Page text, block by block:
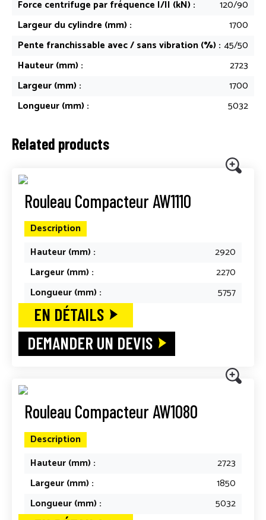
Force centrifuge par fréquence I/II (kN) :
120/90
Largeur du cylindre (mm) :
1700
Pente franchissable avec / sans vibration (%) : 45/50
Hauteur (mm) :
2723
Largeur (mm) :
1700
Longueur (mm) :
5032
Related products
Rouleau Compacteur AW1110
Description
Hauteur (mm) :
2920
Largeur (mm) :
2270
Longueur (mm) :
5757
EN DÉTAILS
DEMANDER UN DEVIS
Rouleau Compacteur AW1080
Description
Hauteur (mm) :
2723
Largeur (mm) :
1850
Longueur (mm) :
5032